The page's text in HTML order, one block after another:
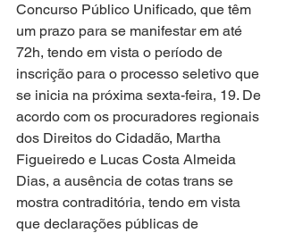
Concurso Público Unificado, que têm
um prazo para se manifestar em até
72h, tendo em vista o período de
inscrição para o processo seletivo que
se inicia na próxima sexta-feira, 19. De
acordo com os procuradores regionais
dos Direitos do Cidadão, Martha
Figueiredo e Lucas Costa Almeida
Dias, a ausência de cotas trans se
mostra contraditória, tendo em vista
que declarações públicas de